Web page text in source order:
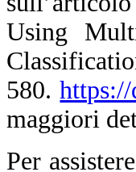
Using
580.
maggiori
Per